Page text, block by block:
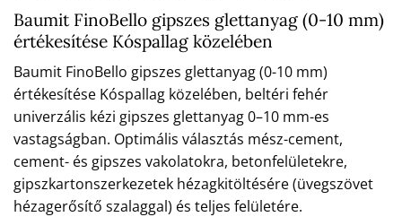
Baumit FinoBello gipszes glettanyag (0-10 mm)
értékesítése Kóspallag közelében
Baumit FinoBello gipszes glettanyag (0-10 mm)
értékesítése Kóspallag közelében, beltéri fehér
univerzális kézi gipszes glettanyag 0–10 mm-es
vastagságban. Optimális választás mész-cement,
cement- és gipszes vakolatokra, betonfelületekre,
gipszkartonszerkezetek hézagkitöltésére (üvegszövet
hézagerősítő szalaggal) és teljes felületére.